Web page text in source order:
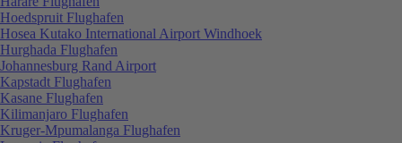
Hoedspruit Flughafen
Hosea Kutako International Airport Windhoek
Hurghada Flughafen
Johannesburg Rand Airport
Kapstadt Flughafen
Kasane Flughafen
Kilimanjaro Flughafen
Kruger-Mpumalanga Flughafen